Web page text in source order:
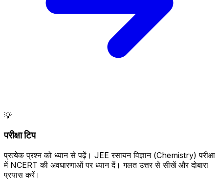
💡
परीक्षा टिप
प्रत्येक प्रश्न को ध्यान से पढ़ें। JEE रसायन विज्ञान (Chemistry) परीक्षा
में NCERT की अवधारणाओं पर ध्यान दें। गलत उत्तर से सीखें और दोबारा
प्रयास करें।